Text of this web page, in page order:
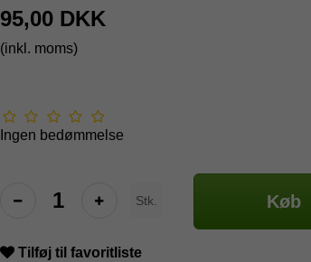
95,00 DKK
(inkl. moms)
Ingen bedømmelse
Stk. Køb
Tilføj til favoritliste